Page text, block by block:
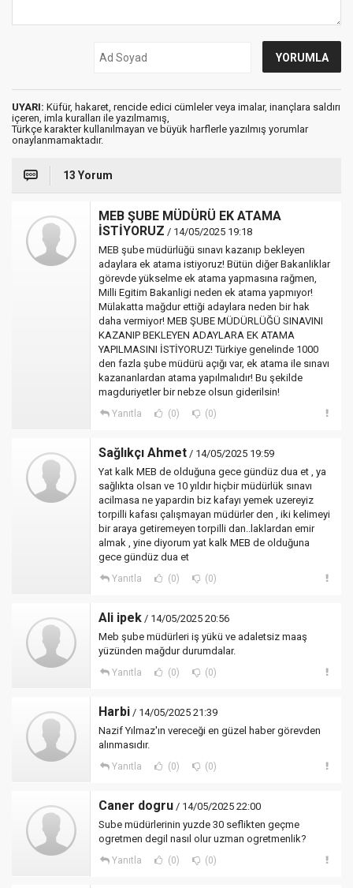
UYARI: Küfür, hakaret, rencide edici cümleler veya imalar, inançlara saldırı
içeren, imla kuralları ile yazılmamış,
Türkçe karakter kullanılmayan ve büyük harflerle yazılmış yorumlar
onaylanmamaktadır.
13 Yorum
MEB ŞUBE MÜDÜRÜ EK ATAMA
İSTİYORUZ / 14/05/2025 19:18
MEB şube müdürlüğü sınavı kazanıp bekleyen
adaylara ek atama istiyoruz! Bütün diğer Bakanliklar
görevde yükselme ek atama yapmasına rağmen,
Milli Egitim Bakanligi neden ek atama yapmıyor!
Mülakatta mağdur ettiği adaylara neden bir hak
daha vermiyor! MEB ŞUBE MÜDÜRLÜĞÜ SINAVINI
KAZANIP BEKLEYEN ADAYLARA EK ATAMA
YAPILMASINI İSTİYORUZ! Türkiye genelinde 1000
den fazla şube müdürü açığı var, ek atama ile sınavı
kazananlardan atama yapılmalıdır! Bu şekilde
magduriyetler bir nebze olsun giderilsin!
Yanıtla (0) (0)
Sağlıkçı Ahmet / 14/05/2025 19:59
Yat kalk MEB de olduğuna gece gündüz dua et , ya
sağlıkta olsan ve 10 yıldır hiçbir müdürlük sınavı
acilmasa ne yapardin biz kafayı yemek uzereyiz
torpilli kafası çalışmayan müdürler den , iki kelimeyi
bir araya getiremeyen torpilli dan..laklardan emir
almak , yine diyorum yat kalk MEB de olduğuna
gece gündüz dua et
Yanıtla (0) (0)
Ali ipek / 14/05/2025 20:56
Meb şube müdürleri iş yükü ve adaletsiz maaş
yüzünden mağdur durumdalar.
Yanıtla (0) (0)
Harbi / 14/05/2025 21:39
Nazif Yılmaz'ın vereceği en güzel haber görevden
alınmasıdır.
Yanıtla (0) (0)
Caner dogru / 14/05/2025 22:00
Sube müdürlerinin yuzde 30 seflikten geçme
ogretmen degil nasıl olur uzman ogretmenlik?
Yanıtla (0) (0)